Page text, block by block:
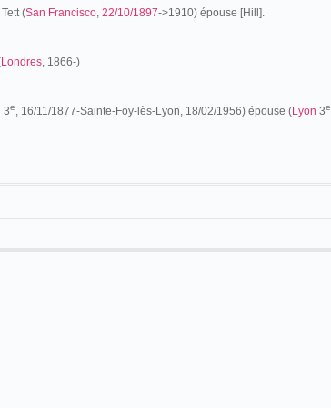
(San Francisco, 22/10/1897->1910) épouse [Hill].
Londres, 1866-)
3e, 16/11/1877-Sainte-Foy-lès-Lyon, 18/02/1956) épouse (Lyon 3e
(1885), il
service militaire le 11 août 1891. Il habite (10/08/1893) à